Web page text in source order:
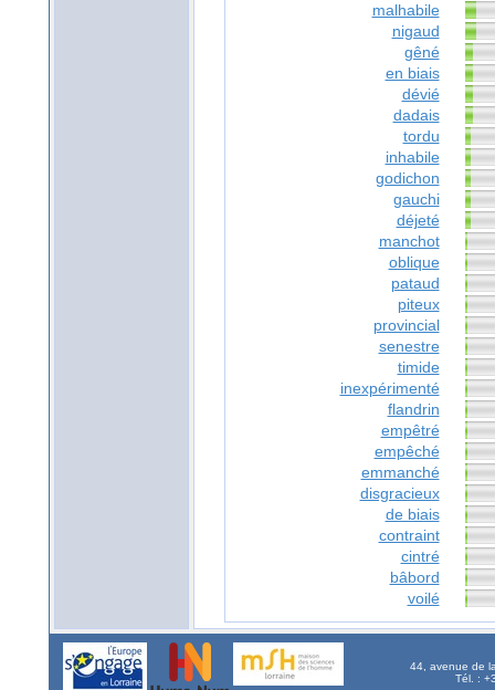
malhabile
nigaud
gêné
en biais
dévié
dadais
tordu
inhabile
godichon
gauchi
déjeté
manchot
oblique
pataud
piteux
provincial
senestre
timide
inexpérimenté
flandrin
empêtré
empêché
emmanché
disgracieux
de biais
contraint
cintré
bâbord
voilé
44, avenue de
Tél. :